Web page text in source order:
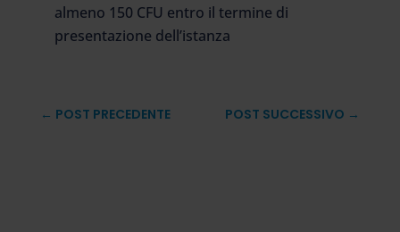
almeno 150 CFU entro il termine di
presentazione dell’istanza
← POST PRECEDENTE POST SUCCESSIVO →